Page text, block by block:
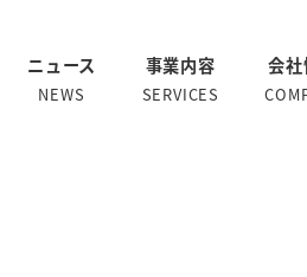
ニュース
NEWS
事業内容
SERVICES
会社